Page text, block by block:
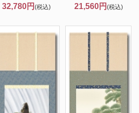
32,780円(税込) 21,560円 (税込)